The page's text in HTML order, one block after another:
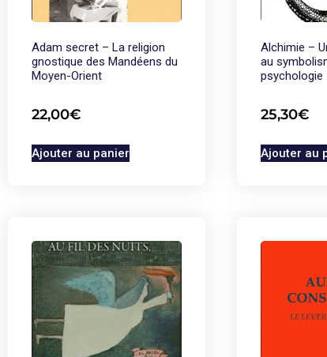
Adam secret – La religion
gnostique des Mandéens du
Moyen-Orient
22,00€
Ajouter au panier
Alchimie –
au
psychologie
25,30€
Ajouter au